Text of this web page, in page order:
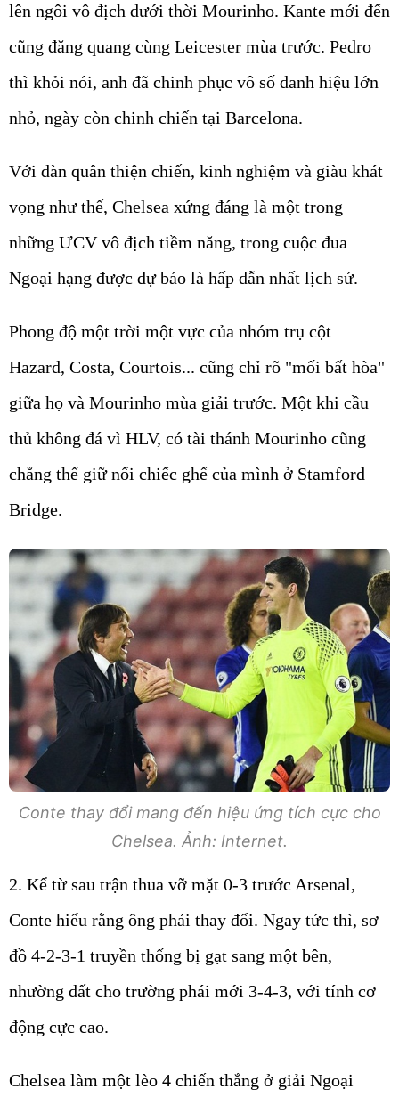
lên ngôi vô địch dưới thời Mourinho. Kante mới đến
cũng đăng quang cùng Leicester mùa trước. Pedro
thì khỏi nói, anh đã chinh phục vô số danh hiệu lớn
nhỏ, ngày còn chinh chiến tại Barcelona.
Với dàn quân thiện chiến, kinh nghiệm và giàu khát
vọng như thế, Chelsea xứng đáng là một trong
những ƯCV vô địch tiềm năng, trong cuộc đua
Ngoại hạng được dự báo là hấp dẫn nhất lịch sử.
Phong độ một trời một vực của nhóm trụ cột
Hazard, Costa, Courtois... cũng chỉ rõ "mối bất hòa"
giữa họ và Mourinho mùa giải trước. Một khi cầu
thủ không đá vì HLV, có tài thánh Mourinho cũng
chẳng thể giữ nổi chiếc ghế của mình ở Stamford
Bridge.
Conte thay đổi mang đến hiệu ứng tích cực cho
Chelsea. Ảnh: Internet.
2. Kể từ sau trận thua vỡ mặt 0-3 trước Arsenal,
Conte hiểu rằng ông phải thay đổi. Ngay tức thì, sơ
đồ 4-2-3-1 truyền thống bị gạt sang một bên,
nhường đất cho trường phái mới 3-4-3, với tính cơ
động cực cao.
Chelsea làm một lèo 4 chiến thắng ở giải Ngoại